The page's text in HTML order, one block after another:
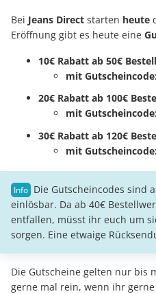
Bei Jeans Direct starten heute
Eröffnung gibt es heute eine
10€ Rabatt ab 50€
mit Gutscheincode:
20€ Rabatt ab 100€
mit Gutscheincode:
30€ Rabatt ab 120€
mit Gutscheincode:
Die Gutscheincodes sind
einlösbar. Da ab 40€
entfallen, müsst ihr euch um
sorgen. Eine etwaige
Die Gutscheine gelten nur bis
gerne mal rein, wenn ihr